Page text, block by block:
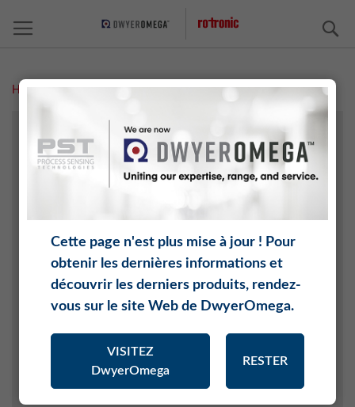
Home Médias et presse
A PROPOS DE ROTRONIC
MÉDIAS
Archives des nouvelles
CARRIÈRE
Conseil de surveillance
Direction
Assurance Qualité
Cette page n'est plus mise à jour ! Pour
obtenir les dernières informations et
découvrir les derniers produits, rendez-
vous sur le site Web de DwyerOmega.
VISITEZ
DwyerOmega
RESTER